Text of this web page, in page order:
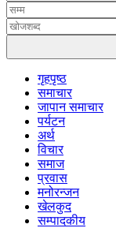
गृहपृष्ठ
समाचार
जापान समाचार
पर्यटन
अर्थ
विचार
समाज
प्रवास
मनोरन्जन
खेलकुद
सम्पादकीय